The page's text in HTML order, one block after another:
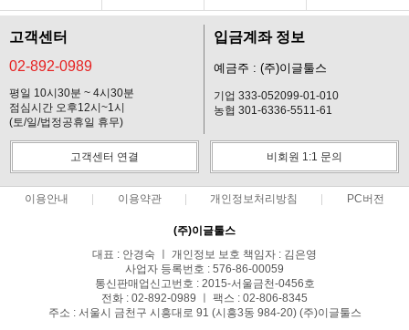
고객센터
02-892-0989
평일 10시30분 ~ 4시30분
점심시간 오후12시~1시
(토/일/법정공휴일 휴무)
입금계좌 정보
예금주 : (주)이글툴스
기업 333-052099-01-010
농협 301-6336-5511-61
고객센터 연결 비회원 1:1 문의
이용안내 이용약관 개인정보처리방침 PC버전
(주)이글툴스
대표 : 안경숙 ㅣ 개인정보 보호 책임자 : 김은영
사업자 등록번호 : 576-86-00059
통신판매업신고번호 : 2015-서울금천-0456호
전화 : 02-892-0989 ㅣ 팩스 : 02-806-8345
주소 : 서울시 금천구 시흥대로 91 (시흥3동 984-20) (주)이글툴스